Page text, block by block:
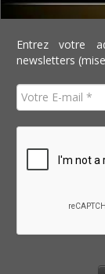
Entrez votre
newsletters